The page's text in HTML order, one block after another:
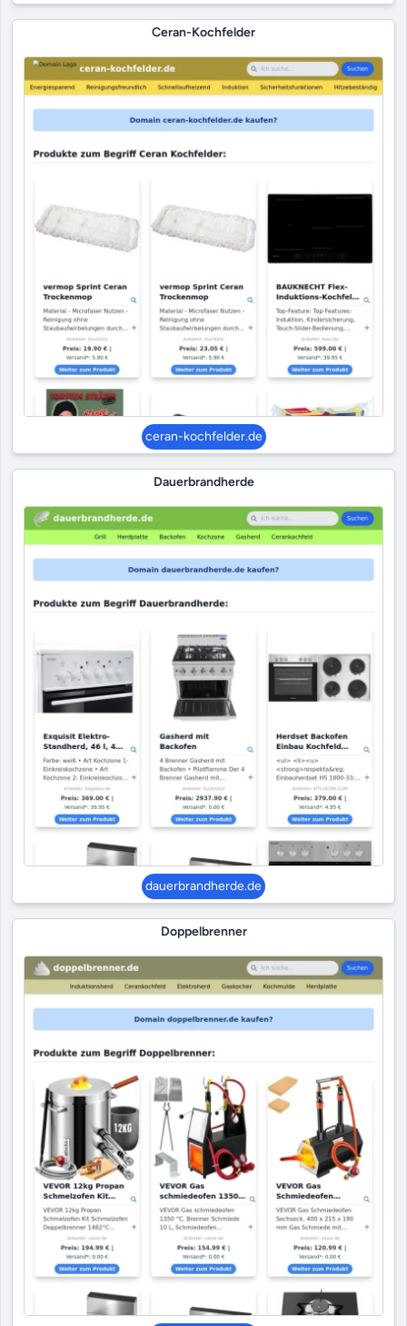
Ceran-Kochfelder
ceran-kochfelder.de
Dauerbrandherde
dauerbrandherde.de
Doppelbrenner